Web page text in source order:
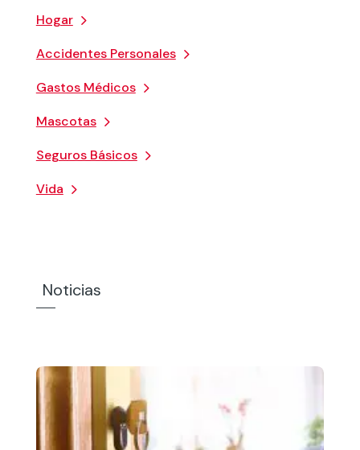
Hogar
Accidentes Personales
Gastos Médicos
Mascotas
Seguros Básicos
Vida
Noticias